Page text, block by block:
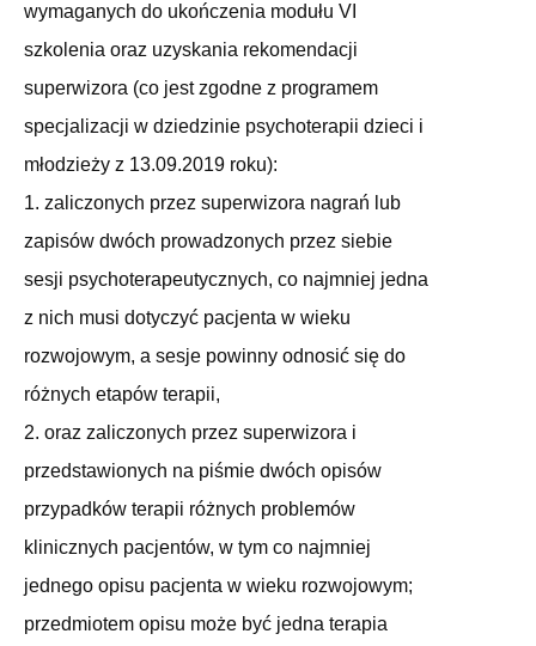
wymaganych do ukończenia modułu VI
szkolenia oraz uzyskania rekomendacji
superwizora (co jest zgodne z programem
specjalizacji w dziedzinie psychoterapii dzieci i
młodzieży z 13.09.2019 roku):
1. zaliczonych przez superwizora nagrań lub
zapisów dwóch prowadzonych przez siebie
sesji psychoterapeutycznych, co najmniej jedna
z nich musi dotyczyć pacjenta w wieku
rozwojowym, a sesje powinny odnosić się do
różnych etapów terapii,
2. oraz zaliczonych przez superwizora i
przedstawionych na piśmie dwóch opisów
przypadków terapii różnych problemów
klinicznych pacjentów, w tym co najmniej
jednego opisu pacjenta w wieku rozwojowym;
przedmiotem opisu może być jedna terapia